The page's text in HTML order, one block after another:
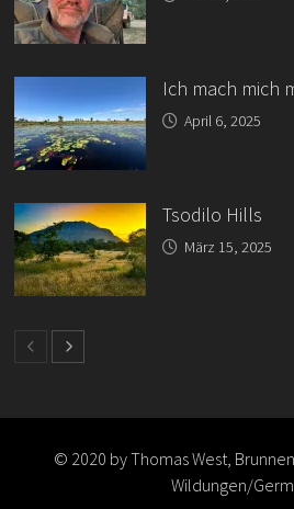
Ich mach mich
April 6, 2025
Tsodilo Hills
März 15, 2025
© 2020 by Thomas West,
Wildungen/